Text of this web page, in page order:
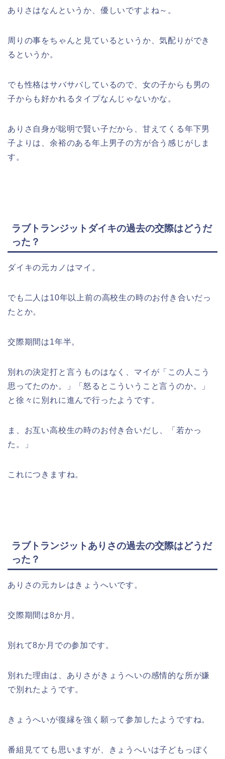
ありさはなんというか、優しいですよね～。
周りの事をちゃんと見ているというか、気配りができ
るというか。
でも性格はサバサバしているので、女の子からも男の
子からも好かれるタイプなんじゃないかな。
ありさ自身が聡明で賢い子だから、甘えてくる年下男
子よりは、余裕のある年上男子の方が合う感じがしま
す。
ラブトランジットダイキの過去の交際はどうだ
った？
ダイキの元カノはマイ。
でも二人は10年以上前の高校生の時のお付き合いだっ
たとか。
交際期間は1年半。
別れの決定打と言うものはなく、マイが「この人こう
思ってたのか。」「怒るとこういうこと言うのか。」
と徐々に別れに進んで行ったようです。
ま、お互い高校生の時のお付き合いだし、「若かっ
た。」
これにつきますね。
ラブトランジットありさの過去の交際はどうだ
った？
ありさの元カレはきょうへいです。
交際期間は8か月。
別れて8か月での参加です。
別れた理由は、ありさがきょうへいの感情的な所が嫌
で別れたようです。
きょうへいが復縁を強く願って参加したようですね。
番組見てても思いますが、きょうへいは子どもっぽく